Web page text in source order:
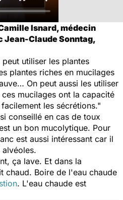
Isnard, médecin
Jean-Claude Sonntag,
peut utiliser les plantes
plantes riches en mucilages
On peut aussi les utiliser
mucilages ont la capacité
les sécrétions."
conseillé en cas de toux
un bon mucolytique. Pour
est aussi intéressant car il
ça lave. Et dans la
chaud. Boire de l'eau chaude
. L'eau chaude est